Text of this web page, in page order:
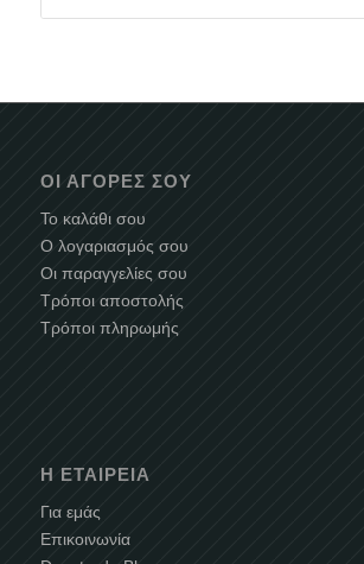
ΟΙ ΑΓΟΡΈΣ ΣΟΥ
Το καλάθι σου
Ο λογαριασμός σου
Οι παραγγελίες σου
Τρόποι αποστολής
Τρόποι πληρωμής
Η ΕΤΑΙΡΕΊΑ
Για εμάς
Επικοινωνία